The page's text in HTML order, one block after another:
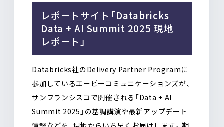
レポートサイト「Databricks
Data + AI Summit 2025 現地
レポート」
Databricks社のDelivery Partner Programに
参加しているエーピーコミュニケーションズが、
サンフランシスコで開催される「Data + AI
Summit 2025」の基調講演や最新アップデート
情報などを、現地からいち早くお届けします。期